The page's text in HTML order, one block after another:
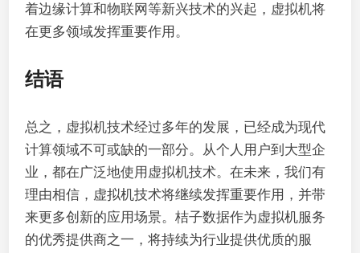
着边缘计算和物联网等新兴技术的兴起，虚拟机将
在更多领域发挥重要作用。
结语
总之，虚拟机技术经过多年的发展，已经成为现代
计算领域不可或缺的一部分。从个人用户到大型企
业，都在广泛地使用虚拟机技术。在未来，我们有
理由相信，虚拟机技术将继续发挥重要作用，并带
来更多创新的应用场景。桔子数据作为虚拟机服务
的优秀提供商之一，将持续为行业提供优质的服